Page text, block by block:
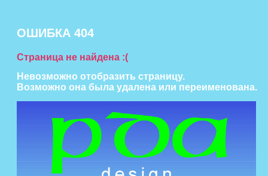
ОШИБКА 404
Страница не найдена :(
Невозможно отобразить страницу.
Возможно она была удалена или переименована.